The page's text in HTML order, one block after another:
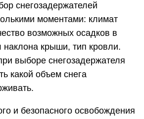
снегозадержателей
моментами: климат
возможных осадков в
наклона крыши, тип кровли.
выборе снегозадержателя
какой объем снега
и безопасного освобождения